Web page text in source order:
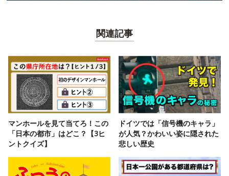
関連記事
マンホールを見て当てろ！この
「日本の都市」はどこ？【3ヒ
ントクイズ】
ドイツでは「信号機のキャラ」
が人気？かわいい姿に隠された
悲しい歴史